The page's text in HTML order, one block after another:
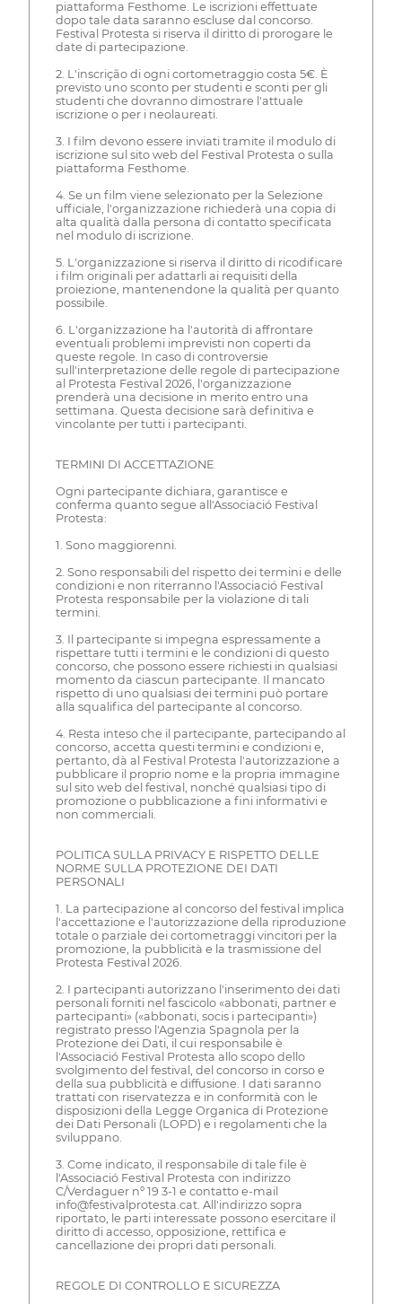
piattaforma Festhome. Le iscrizioni effettuate
dopo tale data saranno escluse dal concorso.
Festival Protesta si riserva il diritto di prorogare le
date di partecipazione.
2. L'inscrição di ogni cortometraggio costa 5€. È
previsto uno sconto per studenti e sconti per gli
studenti che dovranno dimostrare l'attuale
iscrizione o per i neolaureati.
3. I film devono essere inviati tramite il modulo di
iscrizione sul sito web del Festival Protesta o sulla
piattaforma Festhome.
4. Se un film viene selezionato per la Selezione
ufficiale, l'organizzazione richiederà una copia di
alta qualità dalla persona di contatto specificata
nel modulo di iscrizione.
5. L'organizzazione si riserva il diritto di ricodificare
i film originali per adattarli ai requisiti della
proiezione, mantenendone la qualità per quanto
possibile.
6. L'organizzazione ha l'autorità di affrontare
eventuali problemi imprevisti non coperti da
queste regole. In caso di controversie
sull'interpretazione delle regole di partecipazione
al Protesta Festival 2026, l'organizzazione
prenderà una decisione in merito entro una
settimana. Questa decisione sarà definitiva e
vincolante per tutti i partecipanti.
TERMINI DI ACCETTAZIONE
Ogni partecipante dichiara, garantisce e
conferma quanto segue all'Associació Festival
Protesta:
1. Sono maggiorenni.
2. Sono responsabili del rispetto dei termini e delle
condizioni e non riterranno l'Associació Festival
Protesta responsabile per la violazione di tali
termini.
3. Il partecipante si impegna espressamente a
rispettare tutti i termini e le condizioni di questo
concorso, che possono essere richiesti in qualsiasi
momento da ciascun partecipante. Il mancato
rispetto di uno qualsiasi dei termini può portare
alla squalifica del partecipante al concorso.
4. Resta inteso che il partecipante, partecipando al
concorso, accetta questi termini e condizioni e,
pertanto, dà al Festival Protesta l'autorizzazione a
pubblicare il proprio nome e la propria immagine
sul sito web del festival, nonché qualsiasi tipo di
promozione o pubblicazione a fini informativi e
non commerciali.
POLITICA SULLA PRIVACY E RISPETTO DELLE
NORME SULLA PROTEZIONE DEI DATI
PERSONALI
1. La partecipazione al concorso del festival implica
l'accettazione e l'autorizzazione della riproduzione
totale o parziale dei cortometraggi vincitori per la
promozione, la pubblicità e la trasmissione del
Protesta Festival 2026.
2. I partecipanti autorizzano l'inserimento dei dati
personali forniti nel fascicolo «abbonati, partner e
partecipanti» («abbonati, socis i partecipanti»)
registrato presso l'Agenzia Spagnola per la
Protezione dei Dati, il cui responsabile è
l'Associació Festival Protesta allo scopo dello
svolgimento del festival, del concorso in corso e
della sua pubblicità e diffusione. I dati saranno
trattati con riservatezza e in conformità con le
disposizioni della Legge Organica di Protezione
dei Dati Personali (LOPD) e i regolamenti che la
sviluppano.
3. Come indicato, il responsabile di tale file è
l'Associació Festival Protesta con indirizzo
C/Verdaguer nº 19 3-1 e contatto e-mail
info@festivalprotesta.cat. All'indirizzo sopra
riportato, le parti interessate possono esercitare il
diritto di accesso, opposizione, rettifica e
cancellazione dei propri dati personali.
REGOLE DI CONTROLLO E SICUREZZA